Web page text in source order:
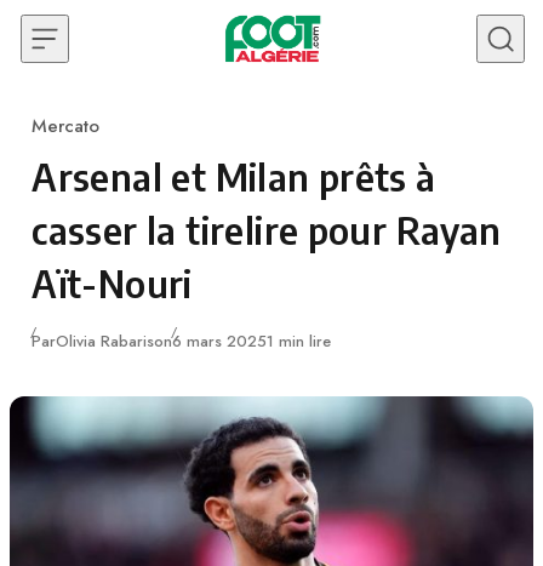
Skip to content
Category
Mercato
Arsenal et Milan prêts à
casser la tirelire pour Rayan
Aït-Nouri
ParOlivia RabarisonPublié
6 mars 20251 min lire